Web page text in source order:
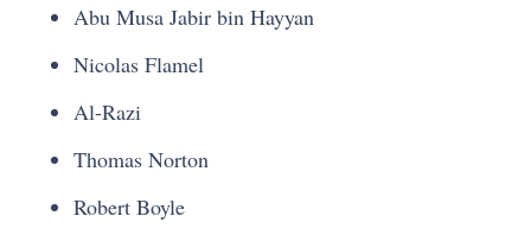
Abu Musa Jabir bin Hayyan
Nicolas Flamel
Al-Razi
Thomas Norton
Robert Boyle